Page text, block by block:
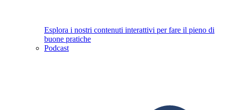
Esplora i nostri contenuti interattivi per fare il pieno di
buone pratiche
Podcast